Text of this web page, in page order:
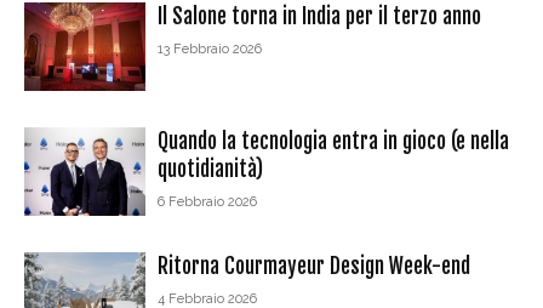
Il Salone torna in India per il terzo anno
13 Febbraio 2026
Quando la tecnologia entra in gioco (e nella
quotidianità)
6 Febbraio 2026
Ritorna Courmayeur Design Week-end
4 Febbraio 2026